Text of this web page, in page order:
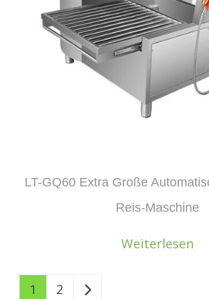
LT-GQ60 Extra Große
Reis-Maschine
Weiterlesen
1 2